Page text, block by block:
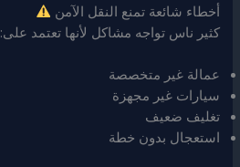
أخطاء شائعة تمنع النقل الآمن
كثير ناس تواجه مشاكل لأنها تعتمد على:
عمالة غير متخصصة
سيارات غير مجهزة
تغليف ضعيف
استعجال بدون خطة